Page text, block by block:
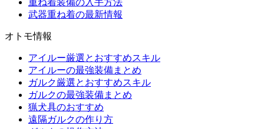
重ね着装備の入手方法
武器重ね着の最新情報
オトモ情報
アイルー厳選とおすすめスキル
アイルーの最強装備まとめ
ガルク厳選とおすすめスキル
ガルクの最強装備まとめ
猟犬具のおすすめ
遠隔ガルクの作り方